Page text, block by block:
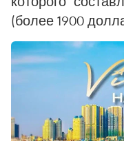
(более 1900